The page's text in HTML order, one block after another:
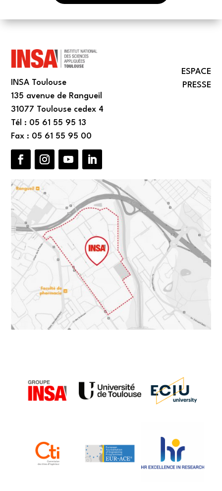
INSA Toulouse
135 avenue de Rangueil
31077 Toulouse cedex 4
Tél : 05 61 55 95 13
Fax : 05 61 55 95 00
ESPACE
PRESSE